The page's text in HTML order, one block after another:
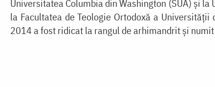
Universitatea Columbia din Washington (SUA) și
la Facultatea de Teologie Ortodoxă a
2014 a fost ridicat la rangul de arhimandrit și